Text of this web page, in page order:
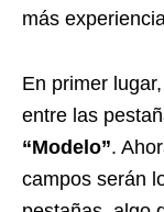
más
En primer
entre las
“Modelo”.
campos serán